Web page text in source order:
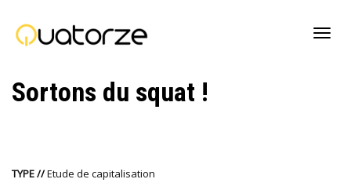
Sortons du squat !
TYPE //Etude de capitalisation